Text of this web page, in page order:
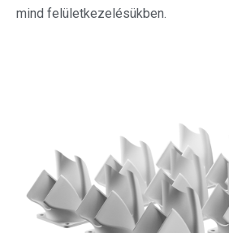
mind felületkezelésükben.